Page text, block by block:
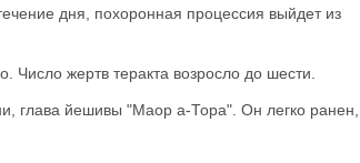
дня, похоронная процессия выйдет из
Число жертв теракта возросло до шести.
глава йешивы "Маор а-Тора". Он легко ранен,